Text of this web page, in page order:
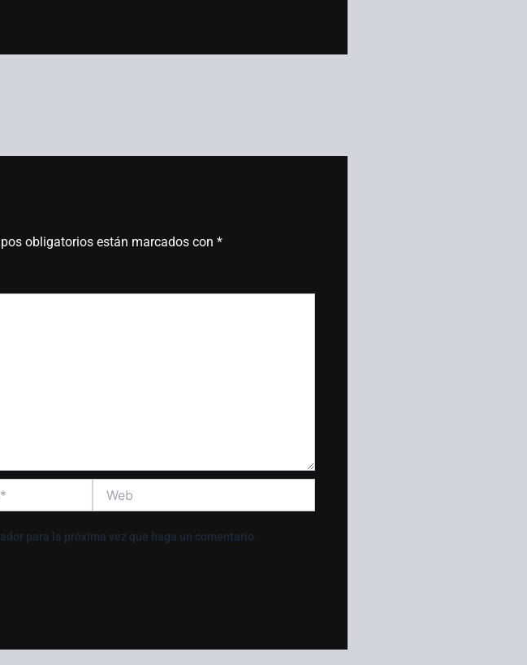
obligatorios están marcados con *
para la próxima vez que haga un comentario.